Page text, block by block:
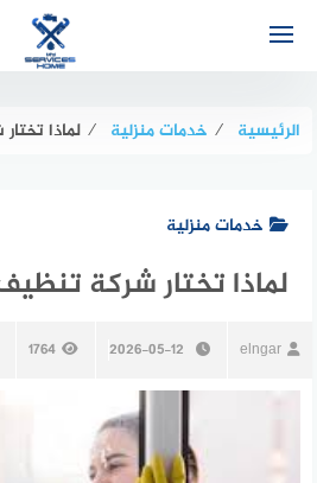
الرئيسية ⁄ خدمات منزلية ⁄ لماذا
خدمات منزلية
لماذا تختار شركة
elngar
2026-05-12
1764